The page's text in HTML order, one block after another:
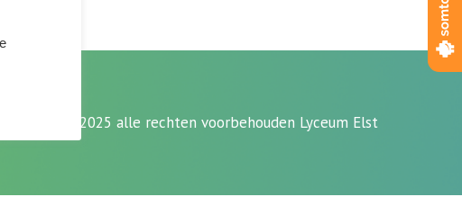
© 2023 - 2025 alle rechten voorbehouden Lyceum Elst